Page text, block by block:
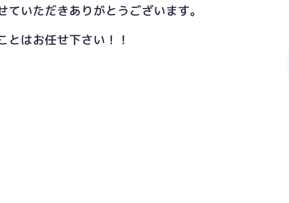
ていただきありがとうございます。
とはお任せ下さい！！